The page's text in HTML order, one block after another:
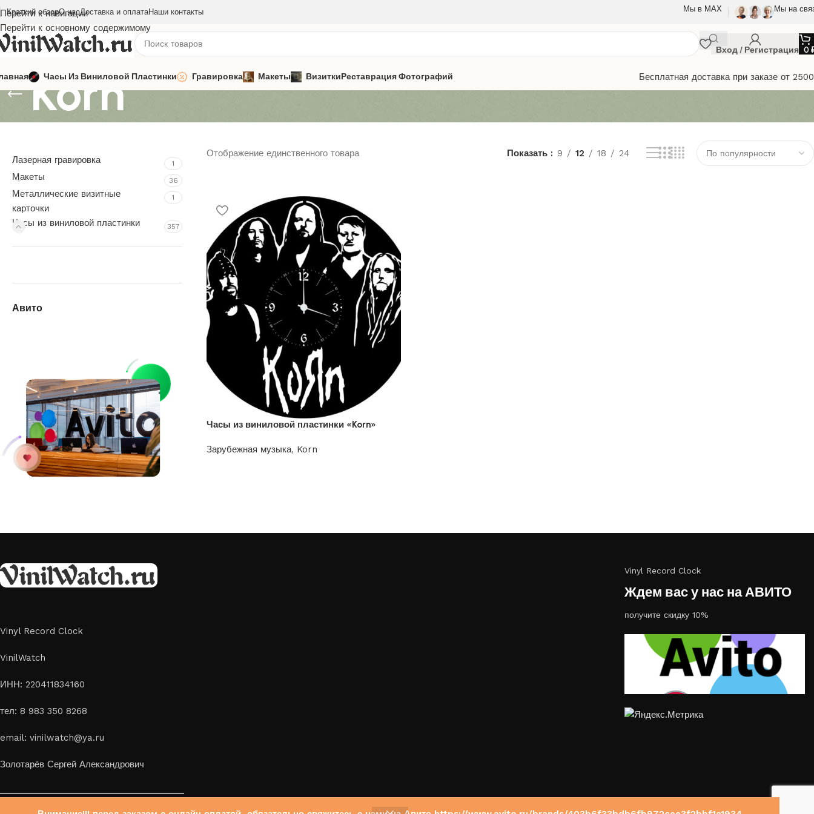
Перейти к навигации
Перейти к основному содержимому
Краткий обзорО насДоставка и оплатаНаши контакты Мы в МАХ Мы на
Вход / Регистрация 0
Часы Из Виниловой Пластинки Гравировка Макеты ВизиткиРеставрация Фотографий Бесплатная доставка при заказе от
Korn
Лазерная гравировка 1
Макеты 36
Металлические визитные
карточки
1
Часы из виниловой пластинки 357
Авито
Отображение единственного товара Показать 9 12 18 24
Часы из виниловой пластинки «Korn»
Зарубежная музыка, Korn
Vinyl Record Clock
VinilWatch
ИНН: 220411834160
тел: 8 983 350 8268
email: vinilwatch@ya.ru
Золотарёв Сергей Александрович
Vinyl Record Clock
Ждем вас у нас на АВИТО
получите скидку 10%